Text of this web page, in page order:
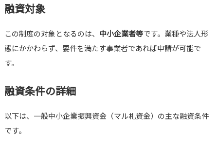
融資対象
この制度の対象となるのは、 中小企業者等です。業種や法人形
態にかかわらず、要件を満たす事業者であれば申請が可能で
す。
融資条件の詳細
以下は、一般中小企業振興資金（マル札資金）の主な融資条件
です。